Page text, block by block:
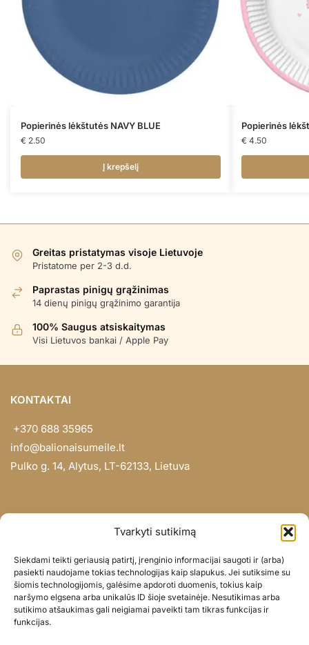
Tvarkyti sutikimą
Siekdami teikti geriausią patirtį, įrenginio informacijai saugoti ir (arba)
pasiekti naudojame tokias technologijas kaip slapukus. Jei sutiksime su
šiomis technologijomis, galėsime apdoroti duomenis, tokius kaip
naršymo elgsena arba unikalūs ID šioje svetainėje. Nesutikimas arba
sutikimo atšaukimas gali neigiamai paveikti tam tikras funkcijas ir
funkcijas.
Popierinės lėkštutės NAVY BLUE
€ 2.50
Į krepšelį
Popierinės
€ 4.50
Greitas pristatymas visoje Lietuvoje
Pristatome per 2-3 d.d.
Paprastas pinigų grąžinimas
14 dienų pinigų grąžinimo garantija
100% Saugus atsiskaitymas
Visi Lietuvos bankai / Apple Pay
KONTAKTAI
+370 688 35965
info@balionaisumeile.lt
Pulko g. 14, Alytus, LT-62133, Lietuva
Didmena
Darbų portfolio
Privatumo politika
Parduotuvės politika